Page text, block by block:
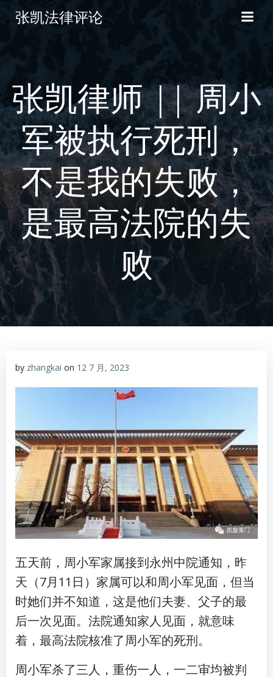
张凯法律评论
张凯律师 || 周小
军被执行死刑，
不是我的失败，
是最高法院的失
败
by zhangkai on 12 7 月, 2023
五天前，周小军家属接到永州中院通知，昨
天（7月11日）家属可以和周小军见面，但当
时她们并不知道，这是他们夫妻、父子的最
后一次见面。法院通知家人见面，就意味
着，最高法院核准了周小军的死刑。
周小军杀了三人，重伤一人，一二审均被判